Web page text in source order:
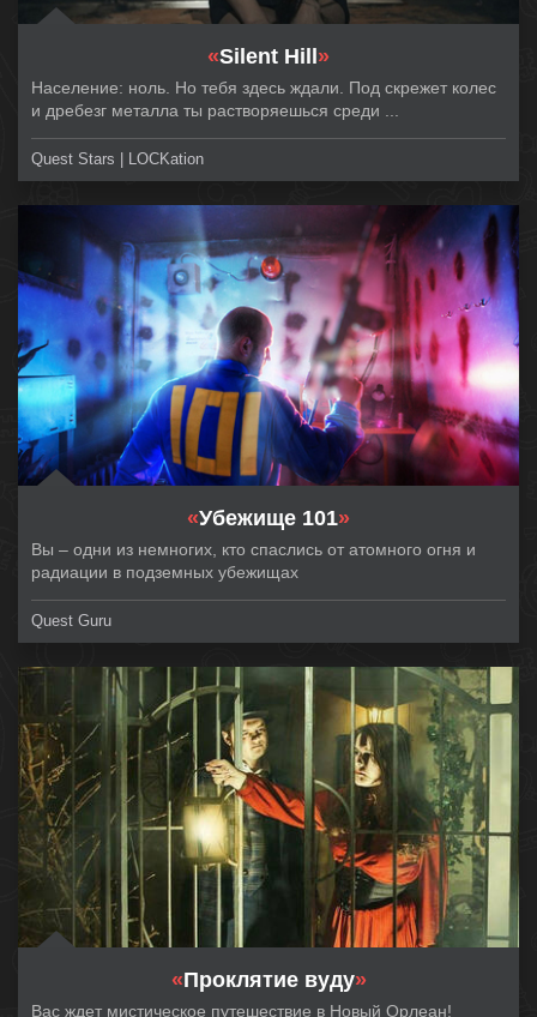
«Silent Hill »
Население: ноль. Но тебя здесь ждали. Под скрежет колес
и дребезг металла ты растворяешься среди ...
Quest Stars | LOCKation
«Убежище 101»
Вы – одни из немногих, кто спаслись от атомного огня и
радиации в подземных убежищах
Quest Guru
«Проклятие вуду»
Вас ждет мистическое путешествие в Новый Орлеан!